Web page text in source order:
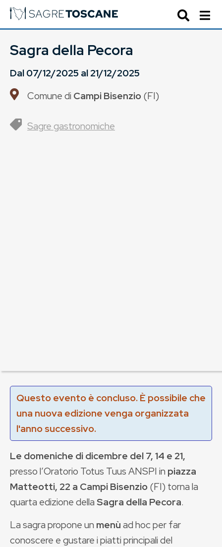
Sagra della Pecora
Dal07/12/2025 al21/12/2025
Comune di Campi Bisenzio(FI)
Sagre gastronomiche
Questo evento è concluso. È possibile che
una nuova edizione venga organizzata
l'anno successivo.
Le domeniche di dicembre del 7, 14 e 21,
presso l’Oratorio Totus Tuus ANSPI in piazza
Matteotti, 22 a Campi Bisenzio(FI) torna la
quarta edizione dellaSagra della Pecora.
La sagra proponeun menùad hoc per far
conoscere e gustare i piatti principali del